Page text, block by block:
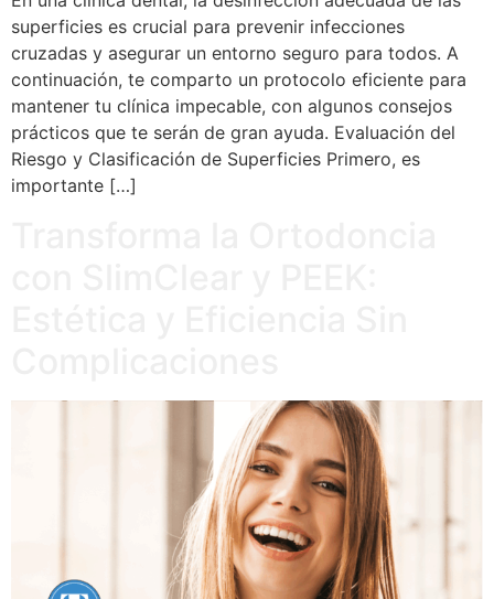
superficies es crucial para prevenir infecciones
cruzadas y asegurar un entorno seguro para todos. A
continuación, te comparto un protocolo eficiente para
mantener tu clínica impecable, con algunos consejos
prácticos que te serán de gran ayuda. Evaluación del
Riesgo y Clasificación de Superficies Primero, es
importante […]